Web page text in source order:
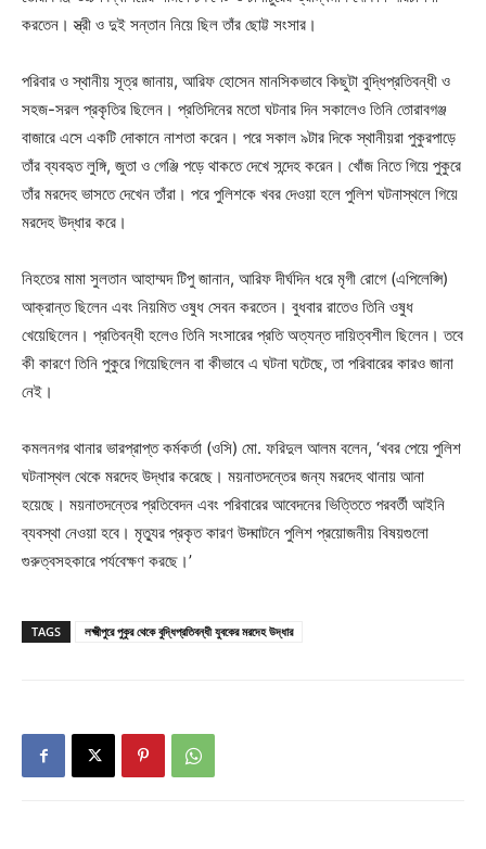
করতেন। স্ত্রী ও দুই সন্তান নিয়ে ছিল তাঁর ছোট্ট সংসার।
পরিবার ও স্থানীয় সূত্র জানায়, আরিফ হোসেন মানসিকভাবে কিছুটা বুদ্ধিপ্রতিবন্ধী ও
সহজ-সরল প্রকৃতির ছিলেন। প্রতিদিনের মতো ঘটনার দিন সকালেও তিনি তোরাবগঞ্জ
বাজারে এসে একটি দোকানে নাশতা করেন। পরে সকাল ৯টার দিকে স্থানীয়রা পুকুরপাড়ে
তাঁর ব্যবহৃত লুঙ্গি, জুতা ও গেঞ্জি পড়ে থাকতে দেখে সন্দেহ করেন। খোঁজ নিতে গিয়ে পুকুরে
তাঁর মরদেহ ভাসতে দেখেন তাঁরা। পরে পুলিশকে খবর দেওয়া হলে পুলিশ ঘটনাস্থলে গিয়ে
মরদেহ উদ্ধার করে।
নিহতের মামা সুলতান আহাম্মদ টিপু জানান, আরিফ দীর্ঘদিন ধরে মৃগী রোগে (এপিলেপ্সি)
আক্রান্ত ছিলেন এবং নিয়মিত ওষুধ সেবন করতেন। বুধবার রাতেও তিনি ওষুধ
খেয়েছিলেন। প্রতিবন্ধী হলেও তিনি সংসারের প্রতি অত্যন্ত দায়িত্বশীল ছিলেন। তবে
কী কারণে তিনি পুকুরে গিয়েছিলেন বা কীভাবে এ ঘটনা ঘটেছে, তা পরিবারের কারও জানা
নেই।
কমলনগর থানার ভারপ্রাপ্ত কর্মকর্তা (ওসি) মো. ফরিদুল আলম বলেন, ‘খবর পেয়ে পুলিশ
ঘটনাস্থল থেকে মরদেহ উদ্ধার করেছে। ময়নাতদন্তের জন্য মরদেহ থানায় আনা
হয়েছে। ময়নাতদন্তের প্রতিবেদন এবং পরিবারের আবেদনের ভিত্তিতে পরবর্তী আইনি
ব্যবস্থা নেওয়া হবে। মৃত্যুর প্রকৃত কারণ উদ্ঘাটনে পুলিশ প্রয়োজনীয় বিষয়গুলো
গুরুত্বসহকারে পর্যবেক্ষণ করছে।’
TAGS লক্ষ্মীপুরে পুকুর থেকে বুদ্ধিপ্রতিবন্ধী যুবকের মরদেহ উদ্ধার